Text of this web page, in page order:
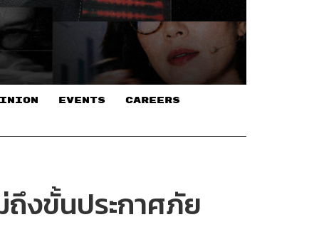
EVENTS CAREERS
ถึงขั้นประกาศภัย